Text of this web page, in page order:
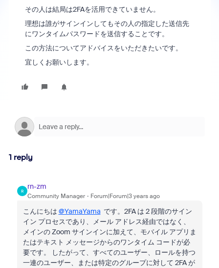
その人は結局は2FAを活用できていません。
理想は誰がサインインしてもその人の指定した送信先
にワンタイムパスワードを送信することです。
この方法についてアドバイスをいただきたいです。
宜しくお願いします。
1 reply
R
rn-zm
Community Manager Forum|Forum|3 years ago
こんにちは @YamaYama です。2FA は 2 段階のサイン
イン プロセスであり、メール アドレス経由ではなく、
メインの Zoom サインインに加えて、モバイル アプリま
たはテキスト メッセージからのワンタイム コードが必
要です。 したがって、すべてのユーザー、ロールを持つ
一連のユーザー、または特定のグループに対して 2FA が